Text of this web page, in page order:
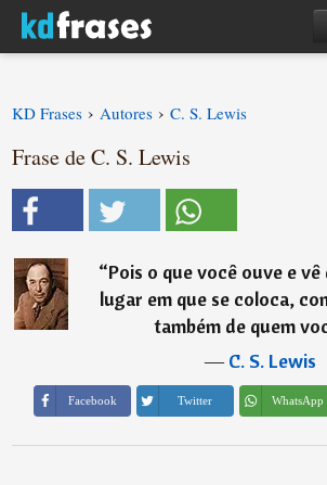
KD Frases › Autores › C. S. Lewis
Frase de C. S. Lewis
“Pois o que você ouve e vê
lugar em que se coloca,
também de quem
―C. S. Lewis
Facebook Twitter WhatsApp